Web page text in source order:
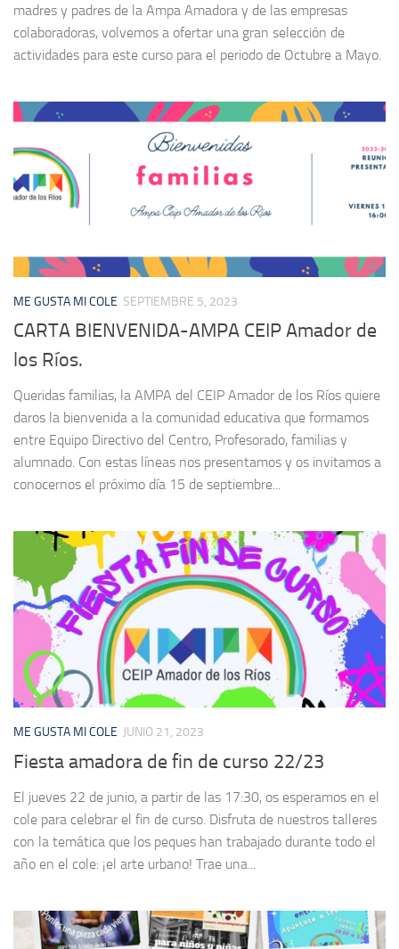
madres y padres de la Ampa Amadora y de las empresas
colaboradoras, volvemos a ofertar una gran selección de
actividades para este curso para el periodo de Octubre a Mayo.
ME GUSTA MI COLE SEPTIEMBRE 5, 2023
CARTA BIENVENIDA-AMPA CEIP Amador de
los Ríos.
Queridas familias, la AMPA del CEIP Amador de los Ríos quiere
daros la bienvenida a la comunidad educativa que formamos
entre Equipo Directivo del Centro, Profesorado, familias y
alumnado. Con estas líneas nos presentamos y os invitamos a
conocernos el próximo día 15 de septiembre...
ME GUSTA MI COLE JUNIO 21, 2023
Fiesta amadora de fin de curso 22/23
El jueves 22 de junio, a partir de las 17:30, os esperamos en el
cole para celebrar el fin de curso. Disfruta de nuestros talleres
con la temática que los peques han trabajado durante todo el
año en el cole: ¡el arte urbano! Trae una...